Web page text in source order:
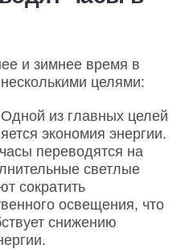
и зимнее время в
целями:
из главных целей
экономия энергии.
переводятся на
светлые
сократить
освещения, что
снижению